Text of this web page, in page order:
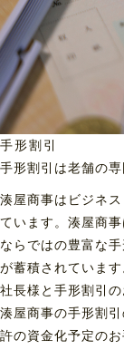
手形割引
手形割引は老舗の
湊屋商事はビジネ
ています。湊屋商
ならではの豊富な
が蓄積されていま
社長様と手形割引
湊屋商事の手形割
許の資金化予定の